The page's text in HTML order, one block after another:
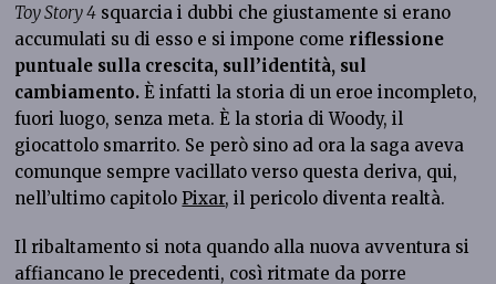
Toy Story 4 squarcia i dubbi che giustamente si erano
accumulati su di esso e si impone come riflessione
puntuale sulla crescita, sull’identità, sul
cambiamento. È infatti la storia di un eroe incompleto,
fuori luogo, senza meta. È la storia di Woody, il
giocattolo smarrito. Se però sino ad ora la saga aveva
comunque sempre vacillato verso questa deriva, qui,
nell’ultimo capitoloPixar, il pericolo diventa realtà.
Il ribaltamento si nota quando alla nuova avventura si
affiancano le precedenti, così ritmate da porre